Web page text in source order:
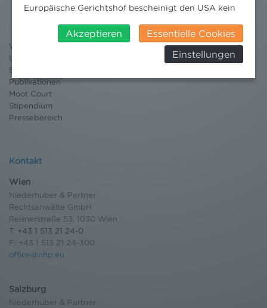
News aktuell
3 Minuten Umweltrecht
Willkommen Umweltrecht
Umweltrechtsblog
Seminare
Publikationen
Moot Court
Stipendium
Pressebereich
Kontakt
Wien
Niederhuber & Partner
Rechtsanwälte GmbH
Reisnerstraße 53, 1030 Wien
T: +43 1 513 21 24-0
F: +43 1 513 21 24-300
office@nhp.eu
Salzburg
Niederhuber & Partner
Europäische Gerichtshof bescheinigt den USA kein
insbesondere das Risiko, dass ihre Daten durch US-
Behörden, zu Kontroll- und zu
Überwachungszwecken, verarbeitet werden und
werden können. Zudem finden Sie am
Bildschirmrand ein Cookie-Icon wo Sie jederzeit Ihre
Einwilligung widerrufen und Widerspruch ausüben.
Weitere Infomationen finden Sie hier:
Akzeptieren
Essentielle Cookies
Einstellungen